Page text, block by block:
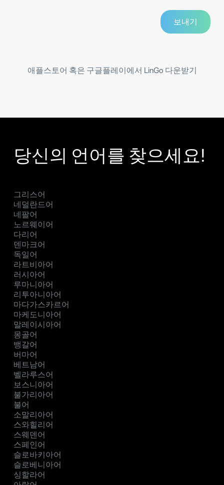
애플스토어 혹은 구글플레이에서 LinGo 다운받기
당신의 언어를 찾으세요!
그리스어
네덜란드어
네팔어
노르웨이어
다리어
덴마크어
독일어
라트비아어
러시아어
루마니아어
리투아니아어
마다가스카르어
마케도니아어
말레이시아어
몽골어
뱅갈어
버마어
베트남어
벨라루스어
보스니아어
불가리아어
불어
소말리아어
스와힐리어
스웨덴어
스페인어
슬로바키아어
슬로베니아어
싱할라어